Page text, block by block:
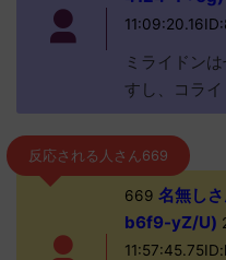
ミライドン
すし、コラ
反応される人さん669
669 名無し
b6f9-yZ/U)